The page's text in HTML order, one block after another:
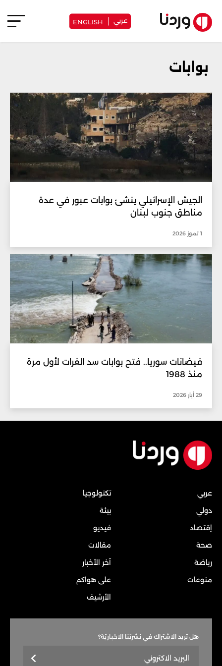
عربي ENGLISH
بوابات
الجيش الإسرائيلي ينشئ بوابات عبور في عدة
مناطق جنوب لبنان
1 تموز 2026
فيضانات سوريا.. فتح بوابات سد الفرات لأول مرة
منذ 1988
29 أيار 2026
عربي
دولي
إقتصاد
صحة
رياضة
منوعات
تكنولوجيا
بيئة
فيديو
مقالات
آخر الأخبار
على هواكم
الأرشيف
هل تريد الاشتراك في نشرتنا الاخباريّة؟